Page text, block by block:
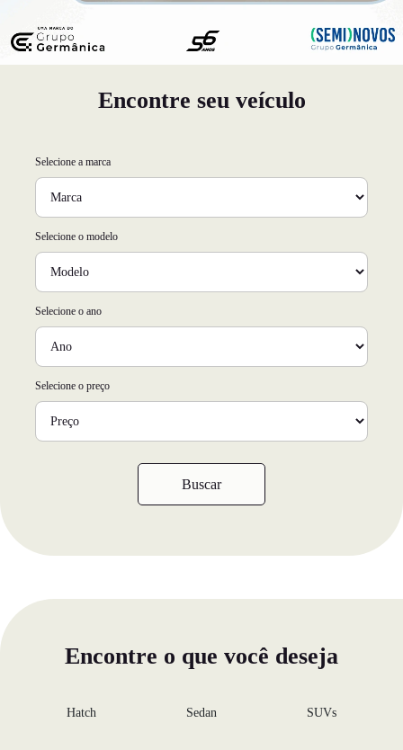
Encontre seu veículo
Selecione a marca
Selecione o modelo
Selecione o ano
Selecione o preço
Buscar
Encontre o que você deseja
Hatch Sedan SUVs